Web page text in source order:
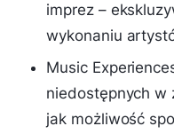
imprez –
wykonaniu
Music
niedostępnych w
jak możliwość